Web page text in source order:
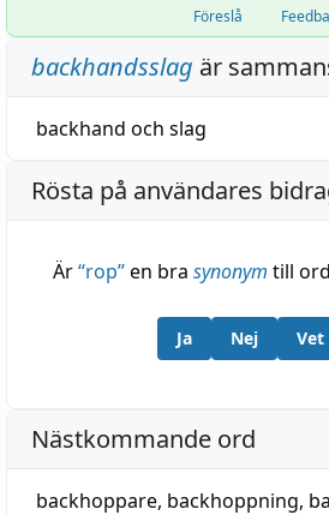
Föreslå
backhandsslag är
backhand och slag
Rösta på användares
Är“rop”en bra synonym till
Ja Nej
Nästkommande ord
backhoppare, backhoppning,